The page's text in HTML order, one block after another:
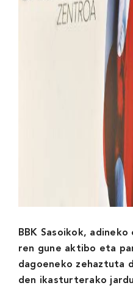
BBK Sasoikok,
ren gune aktibo eta
dagoeneko zehaztuta
den ikasturterako